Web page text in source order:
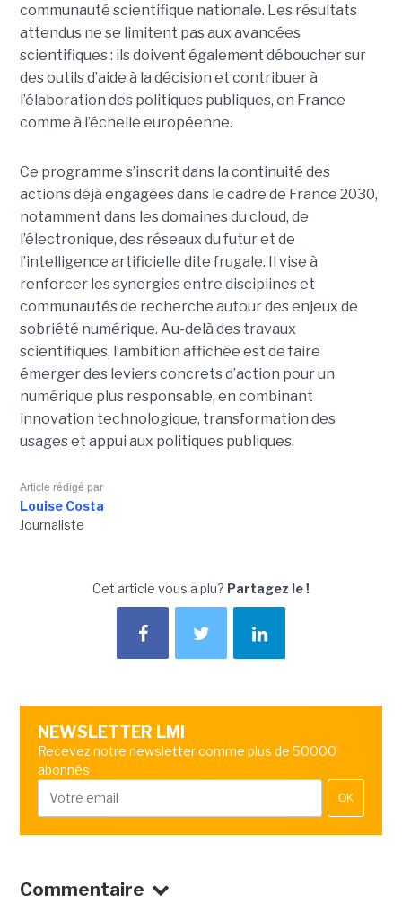
communauté scientifique nationale. Les résultats
attendus ne se limitent pas aux avancées
scientifiques : ils doivent également déboucher sur
des outils d’aide à la décision et contribuer à
l’élaboration des politiques publiques, en France
comme à l’échelle européenne.
Ce programme s’inscrit dans la continuité des
actions déjà engagées dans le cadre de France 2030,
notamment dans les domaines du cloud, de
l’électronique, des réseaux du futur et de
l’intelligence artificielle dite frugale. Il vise à
renforcer les synergies entre disciplines et
communautés de recherche autour des enjeux de
sobriété numérique. Au-delà des travaux
scientifiques, l’ambition affichée est de faire
émerger des leviers concrets d’action pour un
numérique plus responsable, en combinant
innovation technologique, transformation des
usages et appui aux politiques publiques.
Article rédigé par
Louise Costa
Journaliste
Cet article vous a plu? Partagez le !
NEWSLETTER LMI
Recevez notre newsletter comme plus de 50000
abonnés
OK
Commentaire